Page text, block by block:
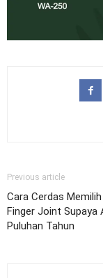
Previous article
Cara Cerdas
Finger Joint Supaya
Puluhan Tahun